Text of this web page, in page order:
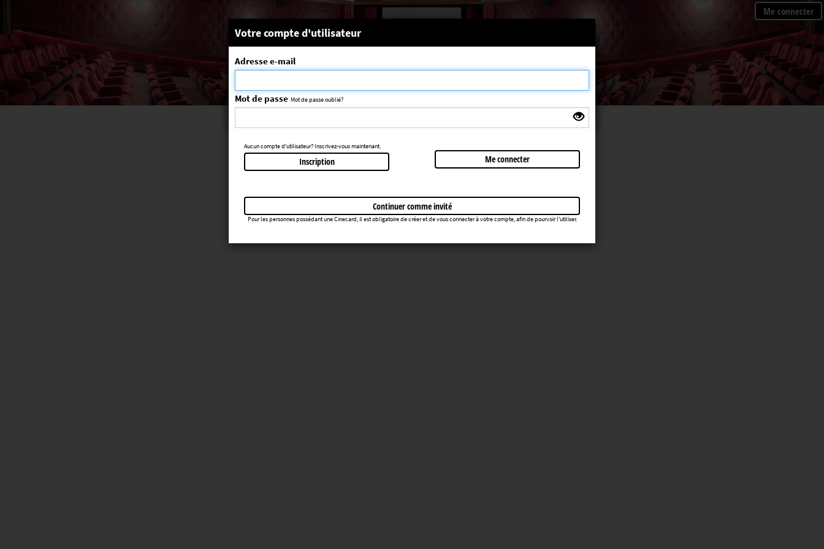
Me connecter
Message système
La séance choisie n'a pas été trouvée
Votre compte d'utilisateur
Adresse e-mail
Mot de passe Mot de passe oublié?
Aucun compte d'utilisateur? Inscrivez-vous maintenant.
Inscription Me connecter
Continuer comme invité
Pour les personnes possédant une Cinecard, il est obligatoire de créer et de vous connecter à votre compte, afin de pourvoir l’utiliser.